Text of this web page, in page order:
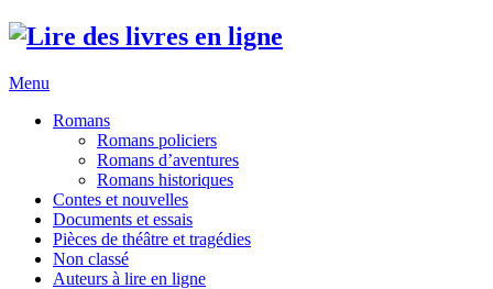
Menu
Romans
Romans policiers
Romans d’aventures
Romans historiques
Contes et nouvelles
Documents et essais
Pièces de théâtre et tragédies
Non classé
Auteurs à lire en ligne